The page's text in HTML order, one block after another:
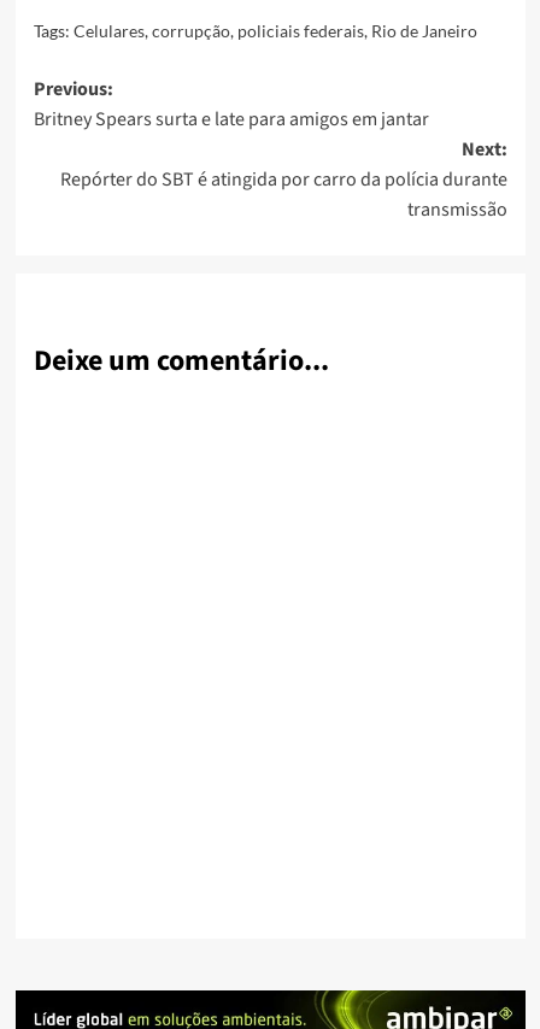
Tags: Celulares,corrupção, policiais federais, Rio de Janeiro
Post
navigation
Previous:
Britney Spears surta e late para amigos em jantar
Next:
Repórter do SBT é atingida por carro da polícia durante
transmissão
Deixe um comentário...